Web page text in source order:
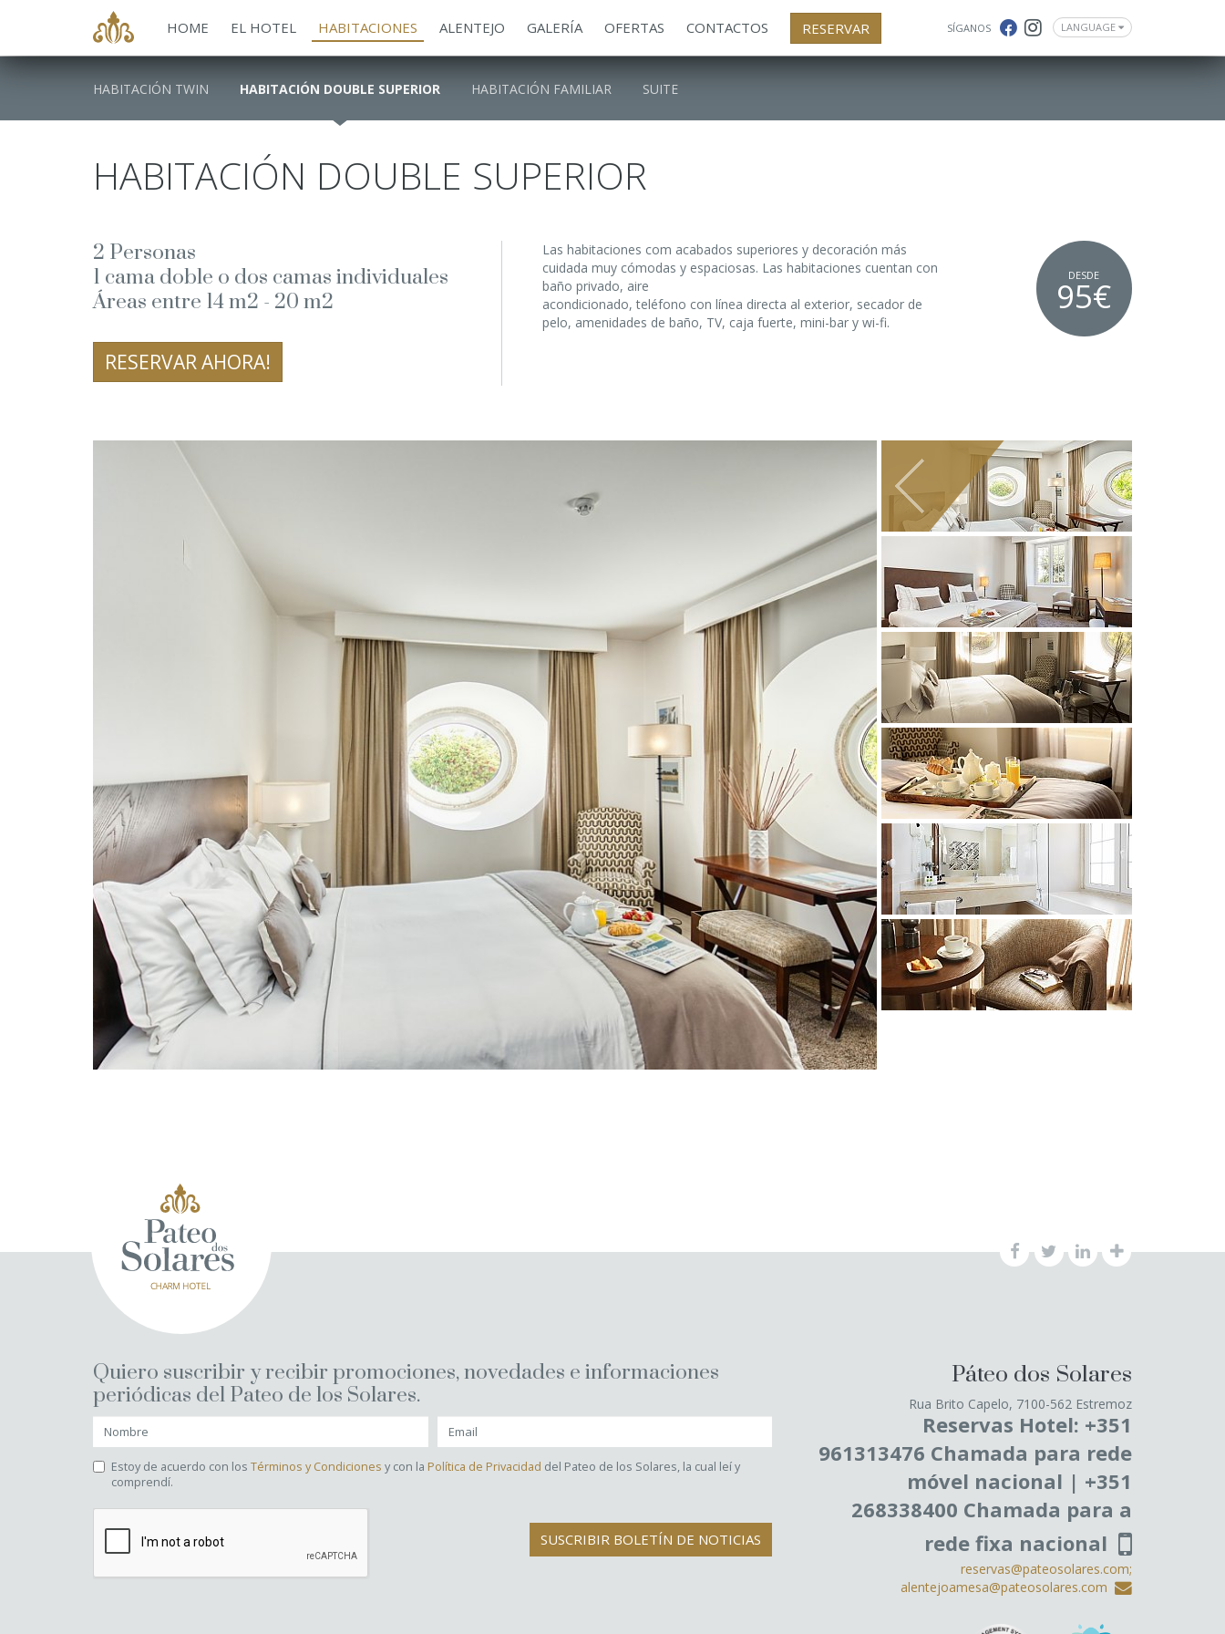
HOME EL HOTEL HABITACIONES ALENTEJO GALERÍA OFERTAS CONTACTOS RESERVAR SÍGANOS LANGUAGE
HABITACIÓN TWIN HABITACIÓN DOUBLE SUPERIOR HABITACIÓN FAMILIAR SUITE
HABITACIÓN DOUBLE SUPERIOR
2 Personas
1 cama doble o dos camas individuales
Áreas entre 14 m2 - 20 m2
RESERVAR AHORA!
Las habitaciones com acabados superiores y decoración más
cuidada muy cómodas y espaciosas. Las habitaciones cuentan con
baño privado, aire
acondicionado, teléfono con línea directa al exterior, secador de
pelo, amenidades de baño, TV, caja fuerte, mini-bar y wi-fi.
DESDE
95€
Quiero suscribir y recibir promociones, novedades e informaciones
periódicas del Pateo de los Solares.
Estoy de acuerdo con los Términos y Condiciones y con la Política de Privacidad del Pateo de los Solares, la cual leí y
comprendí.
SUSCRIBIR BOLETÍN DE NOTICIAS
Páteo dos Solares
Rua Brito Capelo, 7100-562 Estremoz
Reservas Hotel: +351
961313476 Chamada para rede
móvel nacional | +351
268338400 Chamada para a
rede fixa nacional
reservas@pateosolares.com;
alentejoamesa@pateosolares.com